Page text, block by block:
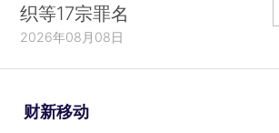
织等17宗罪名
2026年08月08日
财新移动